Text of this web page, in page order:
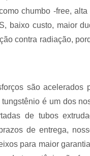
chumbo -free,
baixo custo, maior
contra radiação,
são acelerados
é um dos
de tubos
de entrega,
para maior